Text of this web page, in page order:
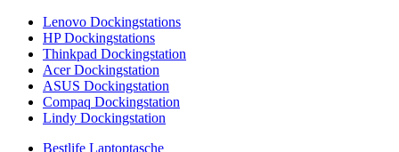
Lenovo Dockingstations
HP Dockingstations
Thinkpad Dockingstation
Acer Dockingstation
ASUS Dockingstation
Compaq Dockingstation
Lindy Dockingstation
Bestlife Laptoptasche